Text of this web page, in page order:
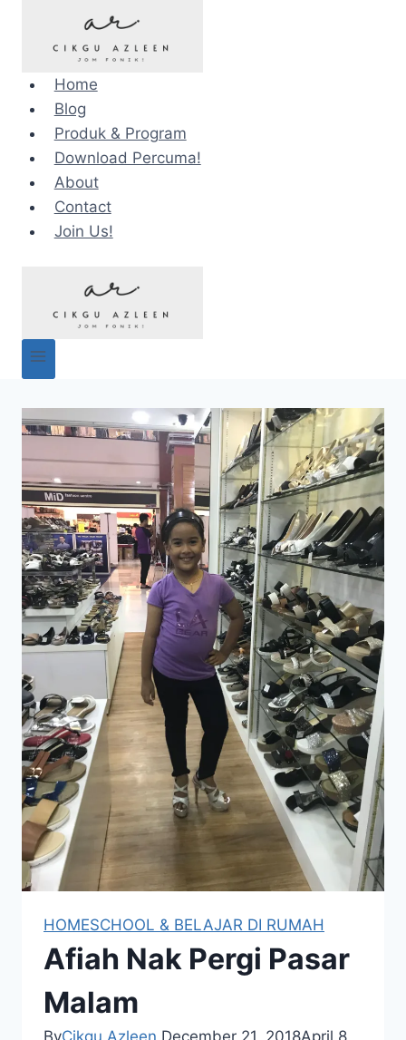
Home
Blog
Produk & Program
Download Percuma!
About
Contact
Join Us!
HOMESCHOOL & BELAJAR DI RUMAH
Afiah Nak Pergi Pasar
Malam
ByCikgu Azleen December 21, 2018April 8,